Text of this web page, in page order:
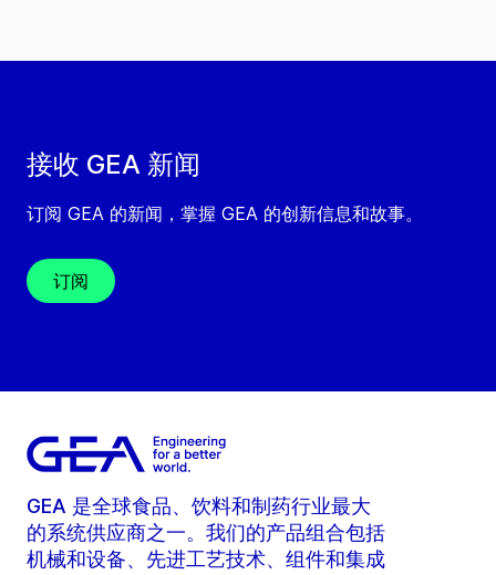
接收 GEA 新闻
订阅 GEA 的新闻，掌握 GEA 的创新信息和故事。
订阅
GEA 是全球食品、饮料和制药行业最大
的系统供应商之一。我们的产品组合包括
机械和设备、先进工艺技术、组件和集成